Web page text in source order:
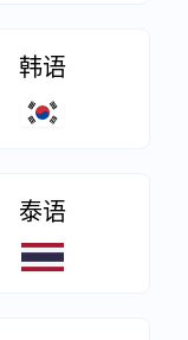
韩语
泰语